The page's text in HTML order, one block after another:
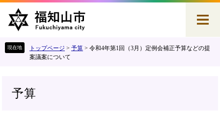
トップページ > 予算 > 令和4年第1回（3月）定例会補正予算などの提
案議案について
予算